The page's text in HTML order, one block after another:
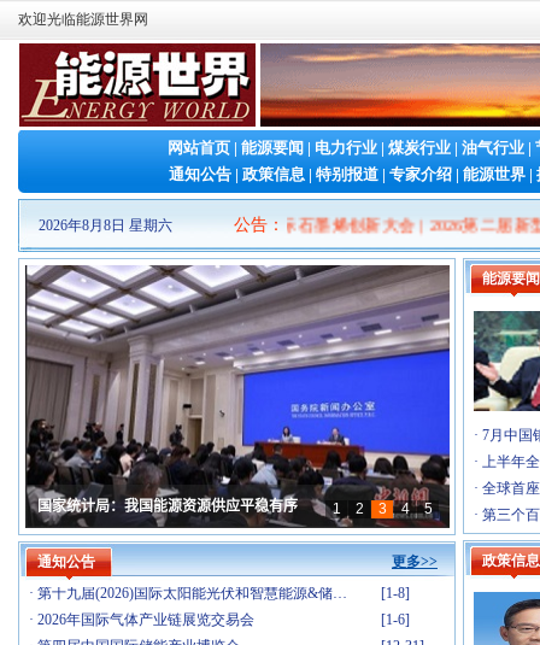
欢迎光临能源世界网
网站首页 | 能源要闻 | 电力行业 | 煤炭行业 | 油气行业 |
通知公告 | 政策信息 | 特别报道 | 专家介绍 | 能源世界 |
2026年8月8日 星期六 公告 ：
|2026（第十三届）中国国际石墨烯创新大会|2026第二届新型储
通知公告 更多>>
·2026山东清洁能源 产业博览会
[7-16]
2026（第十三届）中国国际石墨烯创新大会
·
2026第二届新型储能泰山发展大会暨储能产业与…
·第二十三届中国国际电力产业博览会暨绿色能源…
·Fac Tec China电子工厂设施展
[4-30]
IOTE 2026 第二十五届国际物联网展・深…
[4-23]
·第六届广州军民两用油库技术装备展览会
[3-26]
·2026中国(上海)国际核能产业博览会
[2-26]
·2026第八届民用航空发动机与燃气轮机大会暨涡…
[1-21]
第十九届(2026)国际太阳能光伏和智慧能源&储…
2026年国际气体产业链展览交易会
第四届中国国际储能产业博览会
能源要闻
· 7月中国
· 上半年
· 全球首
· 第三个
政策信息